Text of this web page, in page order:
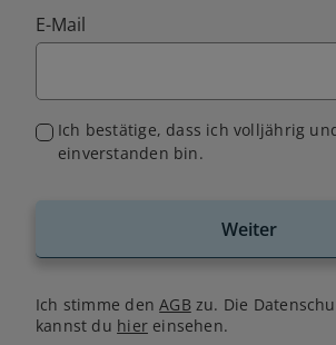
E-Mail
Ich bestätige, dass ich volljährig
einverstanden bin.
Weiter
Ich stimme denAGB zu. Die
kannst du hiereinsehen.